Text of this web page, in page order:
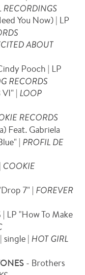
RECORDINGS
You Now) | LP
ABOUT
Pooch | LP
RECORDS
| LOOP
RECORDS
Feat. Gabriela
| PROFIL DE
COOKIE
7" | FOREVER
LP "How To Make
single | HOT GIRL
- Brothers